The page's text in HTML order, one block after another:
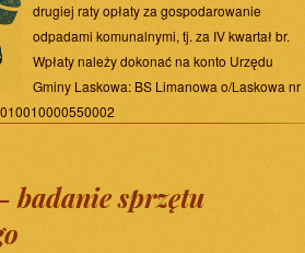
drugiej raty opłaty za gospodarowanie
odpadami komunalnymi, tj. za IV kwartał br.
Wpłaty należy dokonać na konto Urzędu
Gminy Laskowa: BS Limanowa o/Laskowa nr
badanie sprzętu